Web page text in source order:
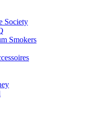
Society
Smokers